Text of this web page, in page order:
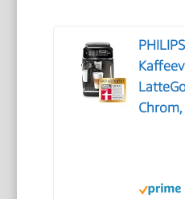
PHILIPS